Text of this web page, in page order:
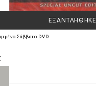
ΕΞΑΝΤΛΉΘΗΚΕ
Σάββατο DVD